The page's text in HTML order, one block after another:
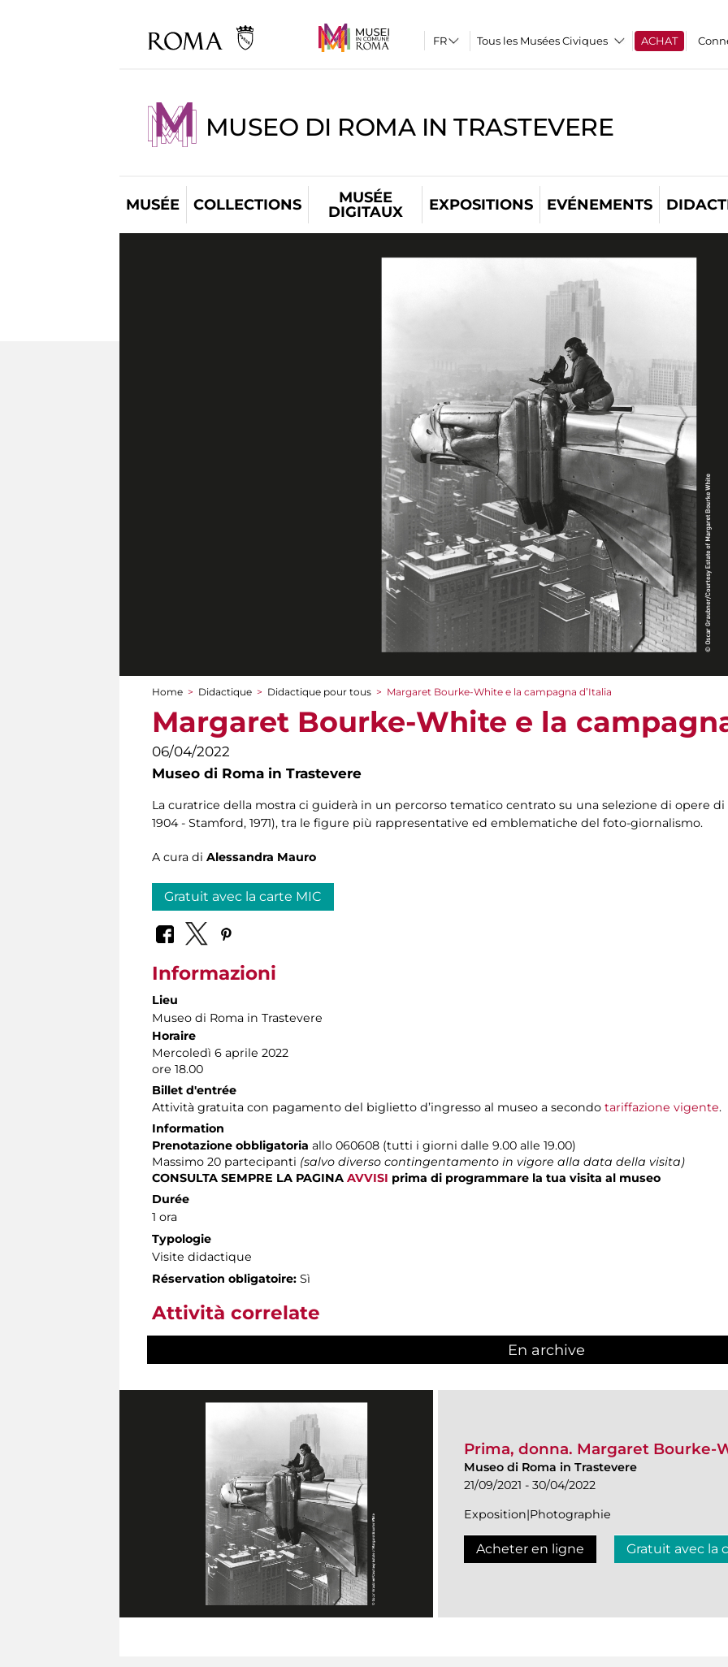
Tous les Musées Civiques ACHAT
MUSEO DI ROMA IN TRASTEVERE
MUSÉE COLLECTIONS
MUSÉE
DIGITAUX
EXPOSITIONS EVÉNEMENTS
You are here
Home > Didactique > Didactique pour tous > Margaret Bourke-White e la campagna d’Italia
Margaret Bourke-White e la
06/04/2022
Museo di Roma in Trastevere
La curatrice della mostra ci guiderà in un percorso tematico centrato su una selezione di opere
1904 - Stamford, 1971), tra le figure più rappresentative ed emblematiche del foto-giornalismo.
A cura di Alessandra Mauro
Gratuit avec la carte MIC
Informazioni
Lieu
Museo di Roma in Trastevere
Horaire
Mercoledì 6 aprile 2022
ore 18.00
Billet d'entrée
Attività gratuita con pagamento del biglietto d’ingresso al museo a secondo tariffazione vigente.
Information
Prenotazione obbligatoria allo 060608 (tutti i giorni dalle 9.00 alle 19.00)
Massimo 20 partecipanti (salvo diverso contingentamento in vigore alla data della visita)
CONSULTA SEMPRE LA PAGINA AVVISI prima di programmare la tua visita al museo
Durée
1 ora
Typologie
Visite didactique
Réservation obligatoire: Sì
Attività correlate
En archive
Prima, donna. Margaret Bourke-
Museo di Roma in Trastevere
21/09/2021 - 30/04/2022
Exposition|Photographie
Acheter en ligne Gratuit avec la